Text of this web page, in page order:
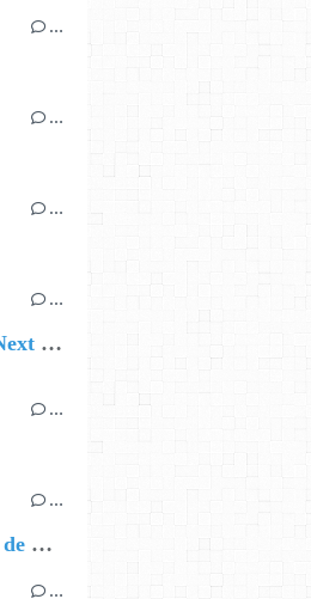
…
…
…
…
Brother Valiant ○ Better Luck Next Time
…
…
🔵 Le nouvel album « Fat Cat » de Delilah Holliday (sortie le 30 Octobre 2026)
…